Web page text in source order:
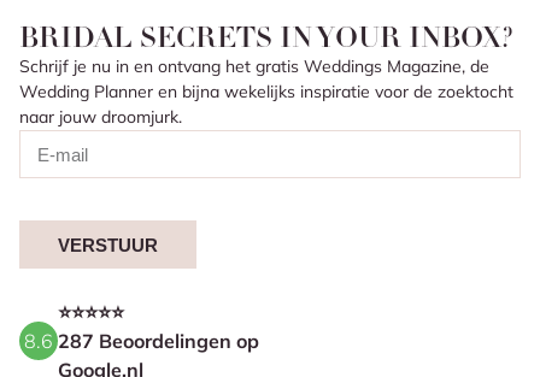
BRIDAL SECRETS IN YOUR INBOX?
Schrijf je nu in en ontvang het gratis Weddings Magazine, de
Wedding Planner en bijna wekelijks inspiratie voor de zoektocht
naar jouw droomjurk.
VERSTUUR
8.6
⭐⭐⭐⭐⭐
287 Beoordelingen op
Google.nl